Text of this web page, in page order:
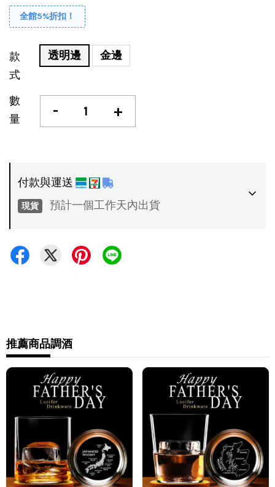
全館5%折扣！
款
式
透明邊 金邊
數
量
- +
付款與運送
現貨 預計一個工作天內出貨
•超商 / 宅配貨到付款
•7-11 - 運費 60 元，NT 600 享免運
•全家 - 運費 60 元，NT 600 享免運
新竹物流 - 運費 80 元
黑貓(包裹90cm以下) - 運費 170 元
• 黑貓(包裹91~120cm) - 運費 210 元
•黑貓(包裹121~150cm以下) - 運費 250 元
推薦商品調酒